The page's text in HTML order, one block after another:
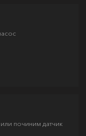
починим датчик